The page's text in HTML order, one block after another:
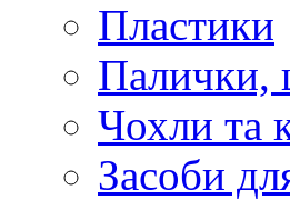
Пластики
Палички,
Чохли та
Засоби